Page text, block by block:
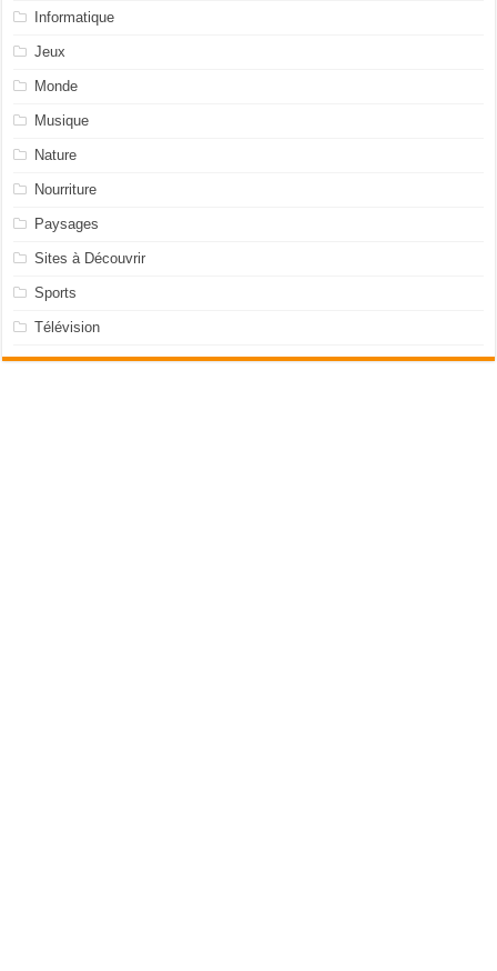
Informatique
Jeux
Monde
Musique
Nature
Nourriture
Paysages
Sites à Découvrir
Sports
Télévision